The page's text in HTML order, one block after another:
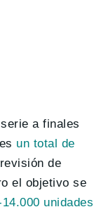
a finales
un total de
de
el objetivo se
unidades